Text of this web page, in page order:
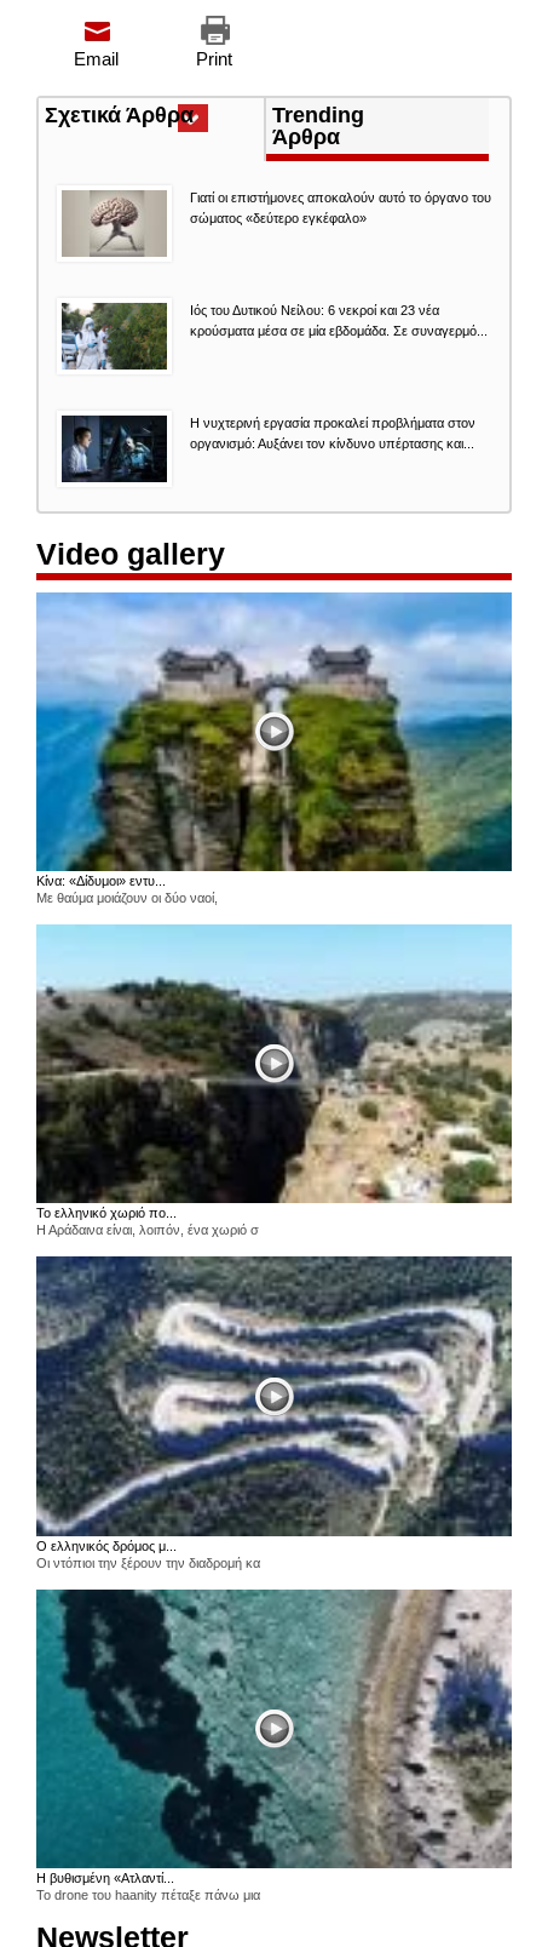
Print
Email
Σχετικά Άρθρα(ενεργή
καρτέλα)
Trending
Άρθρα
Γιατί οι επιστήμονες αποκαλούν αυτό το όργανο του
σώματος «δεύτερο εγκέφαλο»
Ιός του Δυτικού Νείλου: 6 νεκροί και 23 νέα
κρούσματα μέσα σε μία εβδομάδα. Σε συναγερμό...
Η νυχτερινή εργασία προκαλεί προβλήματα στον
οργανισμό: Αυξάνει τον κίνδυνο υπέρτασης και...
Video gallery
Κίνα: «Δίδυμοι» εντυ...
Με θαύμα μοιάζουν οι δύο ναοί,
Το ελληνικό χωριό πο...
Η Αράδαινα είναι, λοιπόν, ένα χωριό σ
Ο ελληνικός δρόμος μ...
Οι ντόπιοι την ξέρουν την διαδρομή κα
Η βυθισμένη «Ατλαντί...
Το drone του haanity πέταξε πάνω μια
Newsletter